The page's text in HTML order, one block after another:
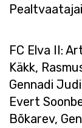
FC Elva II:
Käkk,
Gennadi
Evert
Bõkarev,